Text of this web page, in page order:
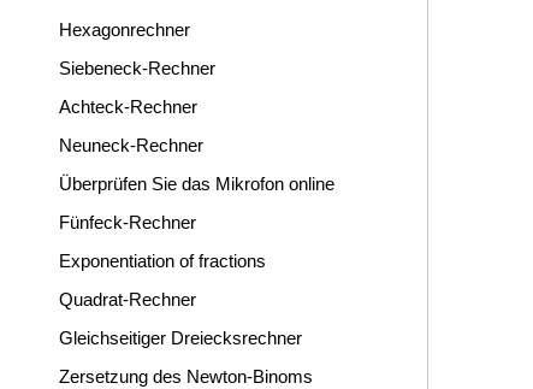
Hexagonrechner
Siebeneck-Rechner
Achteck-Rechner
Neuneck-Rechner
Überprüfen Sie das Mikrofon online
Fünfeck-Rechner
Exponentiation of fractions
Quadrat-Rechner
Gleichseitiger Dreiecksrechner
Zersetzung des Newton-Binoms